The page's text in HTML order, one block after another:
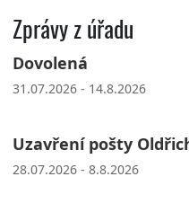
Zprávy z úřadu
Dovolená
31.07.2026 - 14.8.2026
Uzavření pošty
28.07.2026 - 8.8.2026